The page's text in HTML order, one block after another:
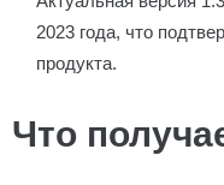
2023 года, что
продукта.
Что